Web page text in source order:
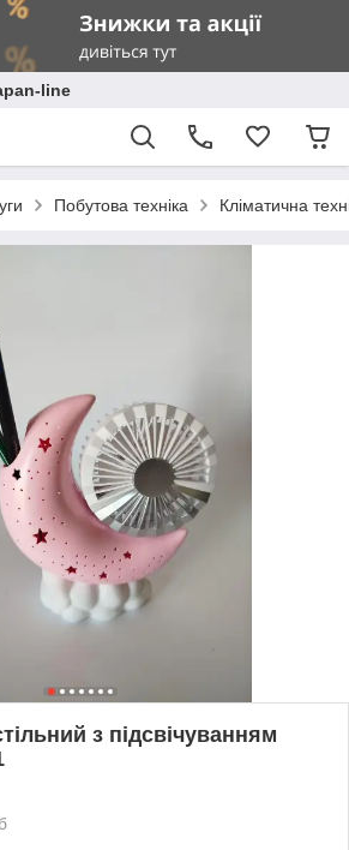
line
Побутова техніка Кліматична
з підсвічуванням